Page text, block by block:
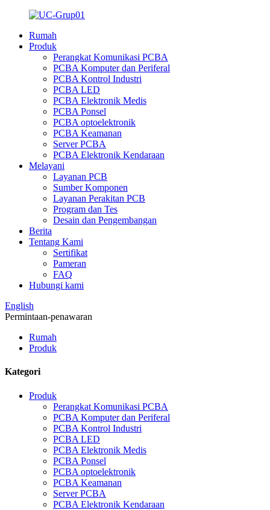
Rumah
Produk
Perangkat Komunikasi PCBA
PCBA Komputer dan Periferal
PCBA Kontrol Industri
PCBA LED
PCBA Elektronik Medis
PCBA Ponsel
PCBA optoelektronik
PCBA Keamanan
Server PCBA
PCBA Elektronik Kendaraan
Melayani
Layanan PCB
Sumber Komponen
Layanan Perakitan PCB
Program dan Tes
Desain dan Pengembangan
Berita
Tentang Kami
Sertifikat
Pameran
FAQ
Hubungi kami
English
Permintaan-penawaran
Rumah
Produk
Kategori
Produk
Perangkat Komunikasi PCBA
PCBA Komputer dan Periferal
PCBA Kontrol Industri
PCBA LED
PCBA Elektronik Medis
PCBA Ponsel
PCBA optoelektronik
PCBA Keamanan
Server PCBA
PCBA Elektronik Kendaraan